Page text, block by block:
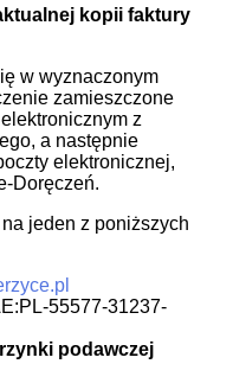
kopii faktury
w wyznaczonym
zamieszczone
z
a następnie
elektronicznej,
Doręczeń.
jeden z poniższych
55577-31237-
podawczej